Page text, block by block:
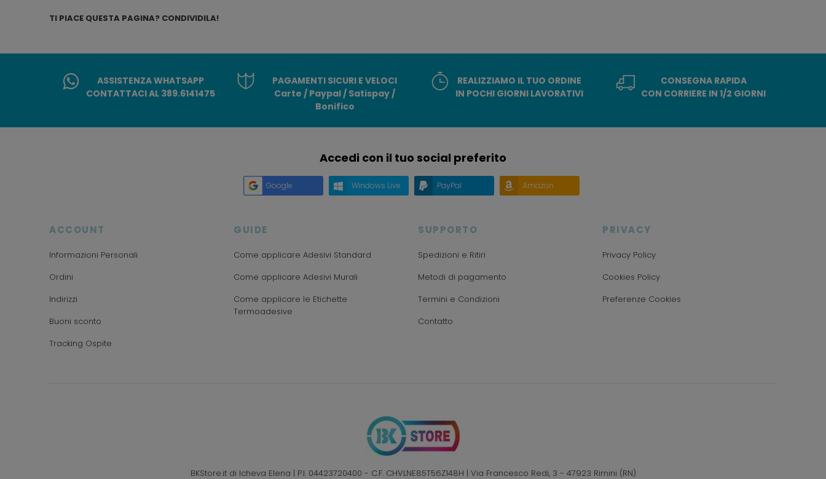
TI PIACE QUESTA PAGINA? CONDIVIDILA!
ASSISTENZA WHATSAPP
CONTATTACI AL 389.6141475
PAGAMENTI SICURI E VELOCI
Carte / Paypal / Satispay /
Bonifico
REALIZZIAMO IL TUO ORDINE
IN POCHI GIORNI LAVORATIVI
CONSEGNA RAPIDA
CON CORRIERE IN 1/2 GIORNI
Accedi con il tuo social preferito
Google Windows Live PayPal Amazon
ACCOUNT
Informazioni Personali
Ordini
Indirizzi
Buoni sconto
Tracking Ospite
GUIDE
Come applicare Adesivi Standard
Come applicare Adesivi Murali
Come applicare le Etichette
Termoadesive
SUPPORTO
Spedizioni e Ritiri
Metodi di pagamento
Termini e Condizioni
Contatto
PRIVACY
Privacy Policy
Cookies Policy
Preferenze Cookies
BKStore.it di Icheva Elena | P.I. 04423720400 - C.F. CHVLNE85T56Z148H | Via Francesco Redi, 3 - 47923 Rimini (RN)